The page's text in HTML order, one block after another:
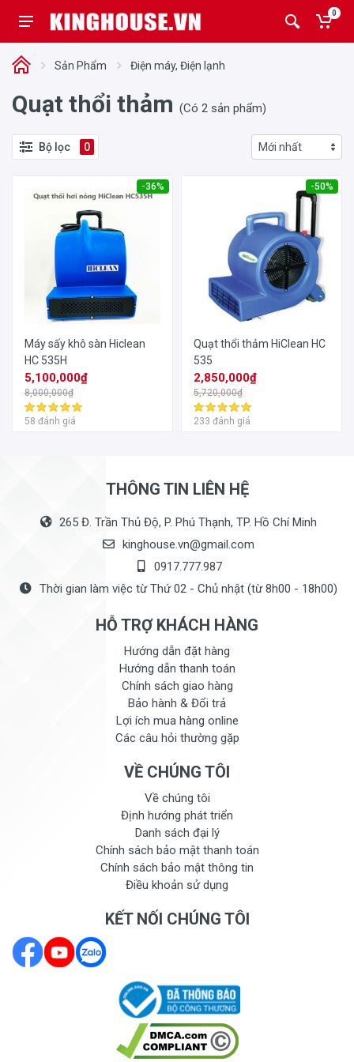
0
Sản Phẩm Điện máy, Điện lạnh
Quạt thổi thảm (Có 2 sản phẩm)
Bộ lọc 0
-36%
Máy sấy khô sàn Hiclean
HC 535H
5,100,000₫
8,000,000₫
58 đánh giá
-50%
Quạt thổi thảm HiClean HC
535
2,850,000₫
5,720,000₫
233 đánh giá
THÔNG TIN LIÊN HỆ
265 Đ. Trần Thủ Độ, P. Phú Thạnh, TP. Hồ Chí Minh
kinghouse.vn@gmail.com
0917.777.987
Thời gian làm việc từ Thứ 02 - Chủ nhật (từ 8h00 - 18h00)
HỖ TRỢ KHÁCH HÀNG
Hướng dẫn đặt hàng
Hướng dẫn thanh toán
Chính sách giao hàng
Bảo hành & Đổi trả
Lợi ích mua hàng online
Các câu hỏi thường gặp
VỀ CHÚNG TÔI
Về chúng tôi
Định hướng phát triển
Danh sách đại lý
Chính sách bảo mật thanh toán
Chính sách bảo mật thông tin
Điều khoản sử dụng
KẾT NỐI CHÚNG TÔI